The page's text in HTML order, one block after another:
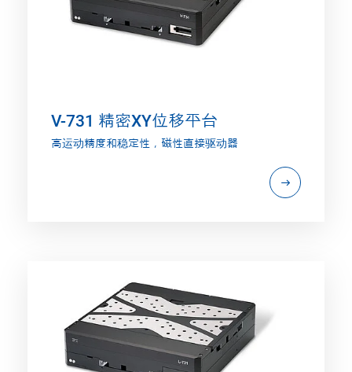
V-731 精密XY位移平台
高运动精度和稳定性，磁性直接驱动器